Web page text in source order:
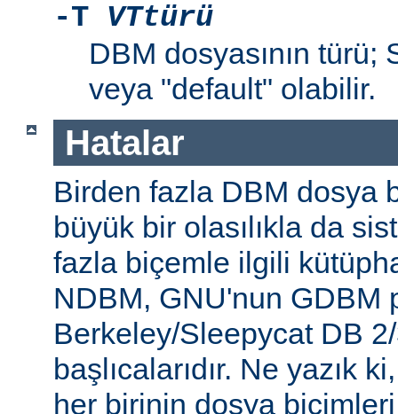
-T VTtürü
DBM dosyasının
veya "default" olabilir.
Hatalar
Birden fazla DBM dosya
büyük bir olasılıkla da
fazla biçemle ilgili
NDBM, GNU'nun GDBM
Berkeley/Sleepycat DB
başlıcalarıdır. Ne yazık
her birinin dosya biçimleri